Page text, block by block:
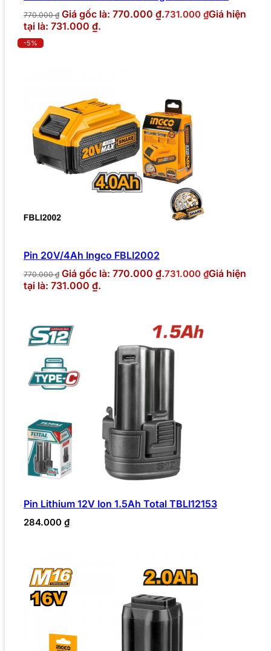
770.000₫ Giá gốc là: 770.000 ₫.731.000 ₫Giá hiện
tại là: 731.000 ₫.
-5%
Pin 20V/4Ah Ingco FBLI2002
770.000₫ Giá gốc là: 770.000 ₫.731.000 ₫Giá hiện
tại là: 731.000 ₫.
Pin Lithium 12V Ion 1.5Ah Total TBLI12153
284.000 ₫